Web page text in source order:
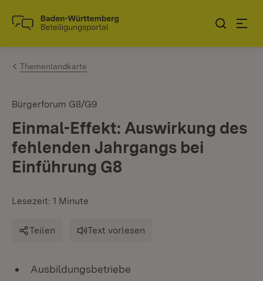
Zum Inhalt springen
Link zur Startseite
Themenlandkarte
Bürgerforum G8/G9
Einmal-Effekt: Auswirkung des
fehlenden Jahrgangs bei
Einführung G8
Lesezeit: 1 Minute
Teilen Text vorlesen
Ausbildungsbetriebe